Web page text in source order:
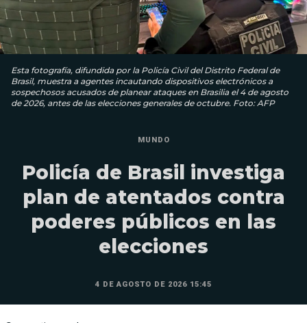
Esta fotografía, difundida por la Policía Civil del Distrito Federal de
Brasil, muestra a agentes incautando dispositivos electrónicos a
sospechosos acusados ​​de planear ataques en Brasilia el 4 de agosto
de 2026, antes de las elecciones generales de octubre. Foto: AFP
MUNDO
Policía de Brasil investiga
plan de atentados contra
poderes públicos en las
elecciones
4 DE AGOSTO DE 2026 15:45